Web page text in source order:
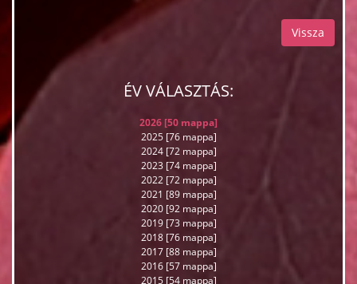
Vissza
ÉV VÁLASZTÁS:
2026 [50 mappa]
2025 [76 mappa]
2024 [72 mappa]
2023 [74 mappa]
2022 [72 mappa]
2021 [89 mappa]
2020 [92 mappa]
2019 [73 mappa]
2018 [76 mappa]
2017 [88 mappa]
2016 [57 mappa]
2015 [54 mappa]